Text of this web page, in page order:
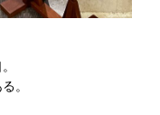
。